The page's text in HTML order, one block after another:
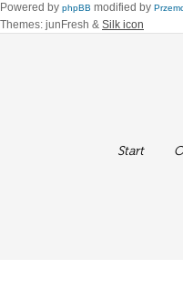
Powered by phpBB modified by
Themes: junFresh & Silk icon
Start